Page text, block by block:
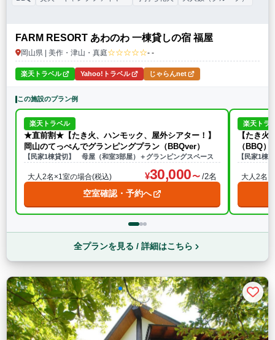
FARM RESORT あわのわ 一棟貸しの宿 福屋
岡山県 | 美作・津山・真庭☆☆☆☆☆- -
楽天トラベル Yahoo!トラベル じゃらんnet
この施設のプラン例
楽天トラベル
★直前割★【たき火、ハンモック、屋外シアター！】
岡山のてっぺんでグランピングプラン（BBQver）
【民家1棟貸切】 母屋（和室3部屋）＋グランピングスペース
大人2名×1室の場合(税込) 30,000 /2名
空室確認・予約へ
楽天トラ
【たき
（BBQ）
【民家1棟
大人2名
全プランを見る / 詳細はこちら